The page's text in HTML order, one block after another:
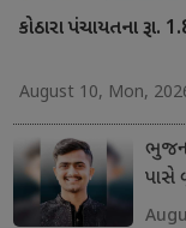
કોઠારા પંચાયતના રૂા.
August 10, Mon,
પાસે